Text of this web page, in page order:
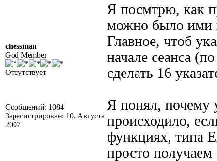
chessman
God Member
Отсутствует
Сообщений: 1084
Зарегистрирован: 10. Августа
2007
Я посмтрю, как
можно было ими
Главное, чтоб
начале сеанса
сделать 16
Я понял, почему
происходило,
функциях, типа
просто